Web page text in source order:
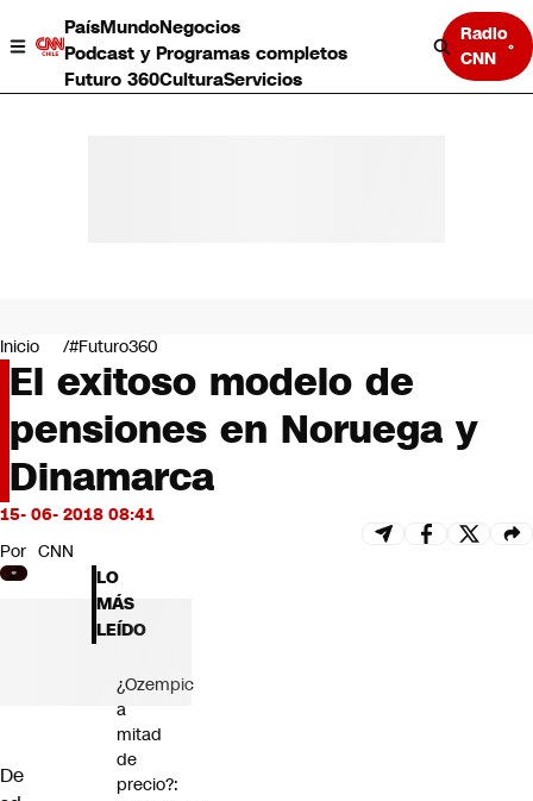
PaísMundoNegocios
Podcast y Programas completos
Futuro 360CulturaServicios
Radio
CNN
Negocios
Deportes
Programas completos
Cultura
Servicios
Bits
CNN tiempo
Futuro 360
Opinión
Inicio #Futuro360
El exitoso modelo de
pensiones en Noruega y
Dinamarca
15- 06- 2018 08:41
Por CNN
De
LO
MÁS
LEÍDO
¿Ozempic
a
mitad
de
precio?: